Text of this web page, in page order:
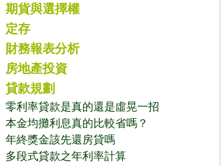
期貨與選擇權
定存
財務報表分析
房地產投資
貸款規劃
零利率貸款是真的還是虛晃一招
本金均攤利息真的比較省嗎？
年終獎金該先還房貸嗎
多段式貸款之年利率計算